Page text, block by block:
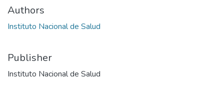
Authors
Instituto Nacional de Salud
Publisher
Instituto Nacional de Salud